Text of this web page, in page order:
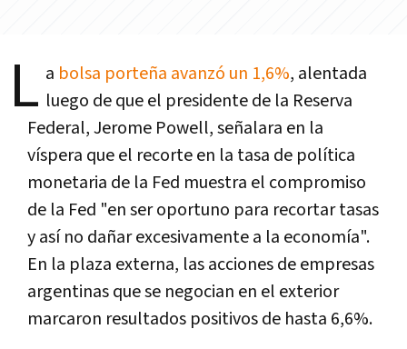
L a bolsa porteña avanzó un 1,6%, alentada
luego de que el presidente de la Reserva
Federal, Jerome Powell, señalara en la
víspera que el recorte en la tasa de política
monetaria de la Fed muestra el compromiso
de la Fed "en ser oportuno para recortar tasas
y así no dañar excesivamente a la economía".
En la plaza externa, las acciones de empresas
argentinas que se negocian en el exterior
marcaron resultados positivos de hasta 6,6%.